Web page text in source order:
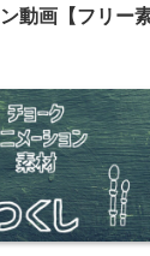
動画【フリー